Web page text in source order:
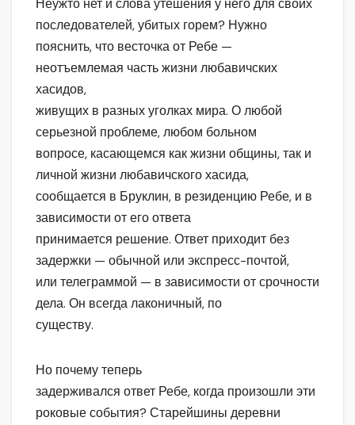
Неужто нет и слова утешения у него для своих
последователей, убитых горем? Нужно
пояснить, что весточка от Ребе —
неотъемлемая часть жизни любавичских
хасидов,
живущих в разных уголках мира. О любой
серьезной проблеме, любом больном
вопросе, касающемся как жизни общины, так и
личной жизни любавичского хасида,
сообщается в Бруклин, в резиденцию Ребе, и в
зависимости от его ответа
принимается решение. Ответ приходит без
задержки — обычной или экспресс-почтой,
или телеграммой — в зависимости от срочности
дела. Он всегда лаконичный, по
существу.
Но почему теперь
задерживался ответ Ребе, когда произошли эти
роковые события? Старейшины деревни